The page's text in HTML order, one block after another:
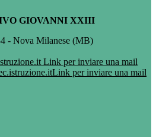
GIOVANNI XXIII
- Nova Milanese (MB)
Link per inviare una mail
Link per inviare una mail